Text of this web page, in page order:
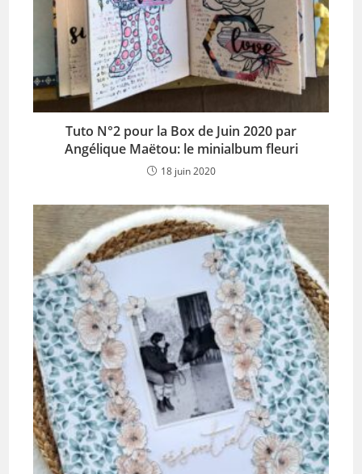
Tuto N°2 pour la Box de Juin 2020 par
Angélique Maëtou: le minialbum fleuri
18 juin 2020